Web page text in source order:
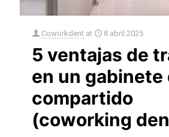
Coworkdent at 8 abril 2025
5 ventajas de
en un gabinete
compartido
(coworking